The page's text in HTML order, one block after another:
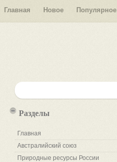
Главная Новое Популярное
Разделы
Главная
Австралийский союз
Природные ресурсы России